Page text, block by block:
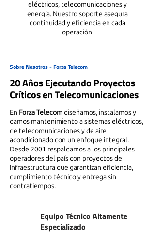
eléctricos, telecomunicaciones y
energía. Nuestro soporte asegura
continuidad y eficiencia en cada
operación.
Sobre Nosotros - Forza Telecom
20 Años Ejecutando Proyectos
Críticos en Telecomunicaciones
En Forza Telecomdiseñamos, instalamos y
damos mantenimiento a sistemas eléctricos,
de telecomunicaciones y de aire
acondicionado con un enfoque integral.
Desde 2001 respaldamos a los principales
operadores del país con proyectos de
infraestructura que garantizan eficiencia,
cumplimiento técnico y entrega sin
contratiempos.
Equipo Técnico Altamente
Especializado